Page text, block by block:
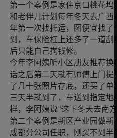
第一个案例是家住京口桃花坞
和老伴儿计划每年冬天去广
年第一次找托运，图便宜找
到，车保险杠上还多了一道
后只能自己掏钱修。
今年李阿姨听小区朋友推荐换
话之后第二天就有师傅上门
了几十张照片存底，还买了
三天半就到了，车送到指定
样，李阿姨说“这下冬天去南
第二个案例是新区产业园做
成都分公司任职，刚买不到